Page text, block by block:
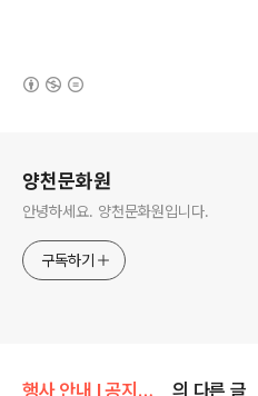
양천문화원
안녕하세요. 양천문화원입니다.
구독하기
행사 안내 Ι 공지사항/문화유적지 탐방안내 의 다른 글